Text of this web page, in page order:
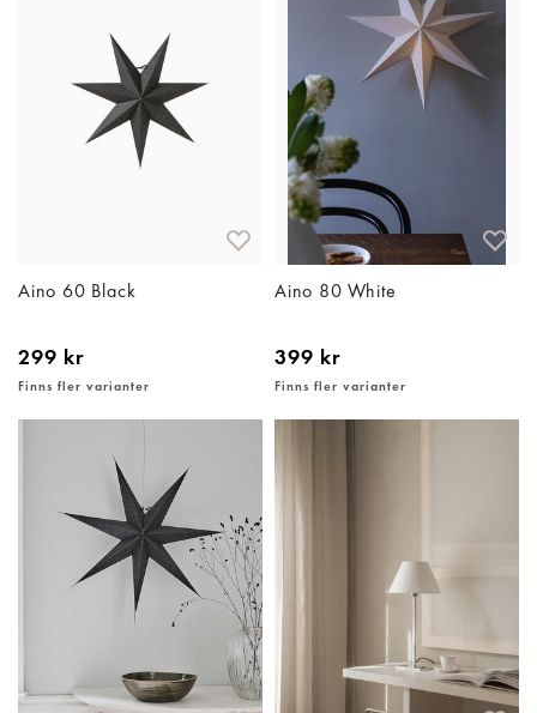
Aino 60 Black
299 kr
Finns fler varianter
Aino 80 White
399 kr
Finns fler varianter